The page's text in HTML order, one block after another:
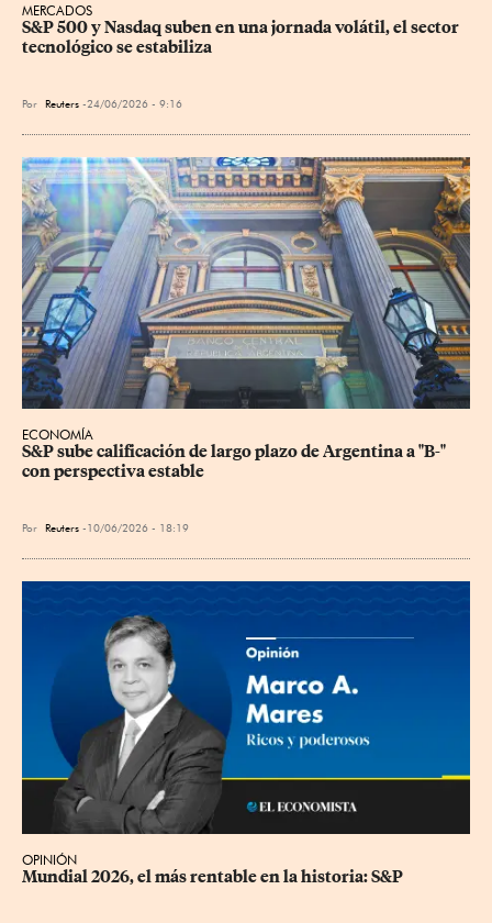
MERCADOS
S&P 500 y Nasdaq suben en una jornada volátil, el sector
tecnológico se estabiliza
Por Reuters 24/06/2026 - 9:16
ECONOMÍA
S&P sube calificación de largo plazo de Argentina a "B-"
con perspectiva estable
Por Reuters 10/06/2026 - 18:19
OPINIÓN
Mundial 2026, el más rentable en la historia: S&P